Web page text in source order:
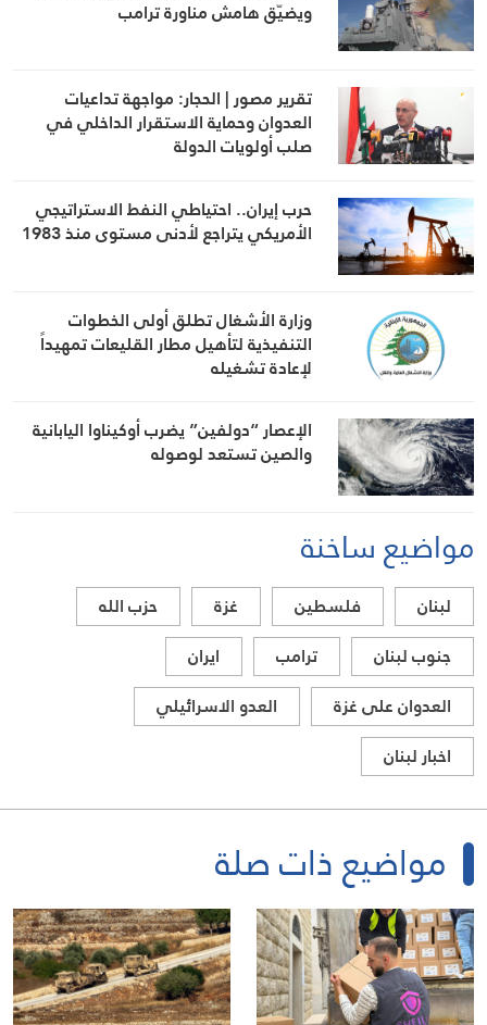
ويضيّق هامش مناورة ترامب
تقرير مصور | الحجار: مواجهة تداعيات
العدوان وحماية الاستقرار الداخلي في
صلب أولويات الدولة
حرب إيران.. احتياطي النفط الاستراتيجي
الأمريكي يتراجع لأدنى مستوى منذ 1983
وزارة الأشغال تطلق أولى الخطوات
التنفيذية لتأهيل مطار القليعات تمهيداً
لإعادة تشغيله
الإعصار “دولفين” يضرب أوكيناوا اليابانية
والصين تستعد لوصوله
مواضيع ساخنة
لبنان فلسطين غزة
حزب الله
جنوب لبنان
ترامب
ايران
العدوان على غزة
العدو الاسرائيلي
اخبار لبنان
مواضيع ذات صلة